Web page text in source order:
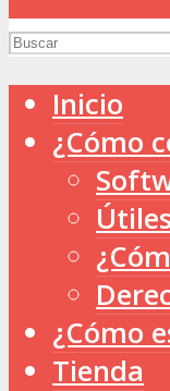
Inicio
¿Cómo
¿Cómo
Tienda